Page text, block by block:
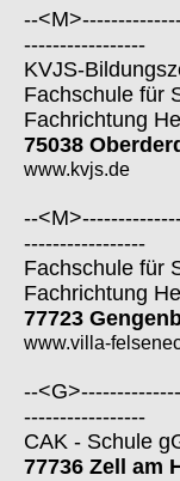
--
-----------------
KVJS-
Fachschule für
Fachrichtung
75038
www.kvjs.de
--
-----------------
Fachschule für
Fachrichtung
77723
www.villa-
--
-----------------
CAK - Schule
77736 Zell am